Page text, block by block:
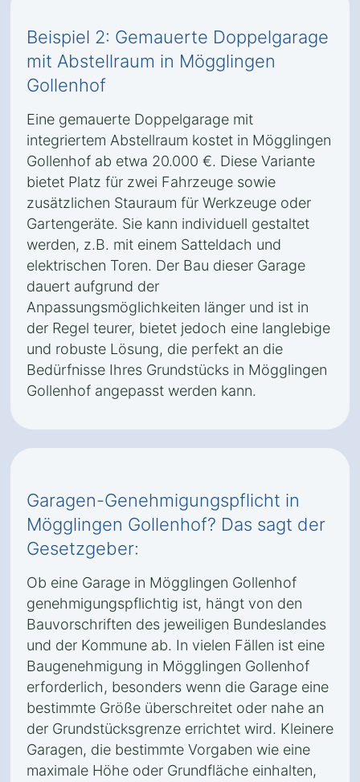
Beispiel 2: Gemauerte Doppelgarage
mit Abstellraum in Mögglingen
Gollenhof
Eine gemauerte Doppelgarage mit
integriertem Abstellraum kostet in Mögglingen
Gollenhof ab etwa 20.000 €. Diese Variante
bietet Platz für zwei Fahrzeuge sowie
zusätzlichen Stauraum für Werkzeuge oder
Gartengeräte. Sie kann individuell gestaltet
werden, z.B. mit einem Satteldach und
elektrischen Toren. Der Bau dieser Garage
dauert aufgrund der
Anpassungsmöglichkeiten länger und ist in
der Regel teurer, bietet jedoch eine langlebige
und robuste Lösung, die perfekt an die
Bedürfnisse Ihres Grundstücks in Mögglingen
Gollenhof angepasst werden kann.
Garagen-Genehmigungspflicht in
Mögglingen Gollenhof? Das sagt der
Gesetzgeber:
Ob eine Garage in Mögglingen Gollenhof
genehmigungspflichtig ist, hängt von den
Bauvorschriften des jeweiligen Bundeslandes
und der Kommune ab. In vielen Fällen ist eine
Baugenehmigung in Mögglingen Gollenhof
erforderlich, besonders wenn die Garage eine
bestimmte Größe überschreitet oder nahe an
der Grundstücksgrenze errichtet wird. Kleinere
Garagen, die bestimmte Vorgaben wie eine
maximale Höhe oder Grundfläche einhalten,